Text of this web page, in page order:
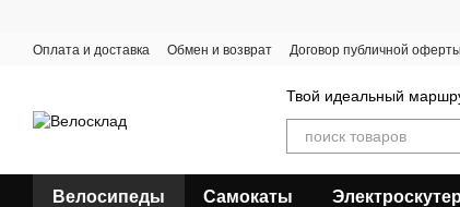
Оплата и доставка Обмен и возврат Договор публичной оферты
Твой идеальный
Велосипеды Самокаты